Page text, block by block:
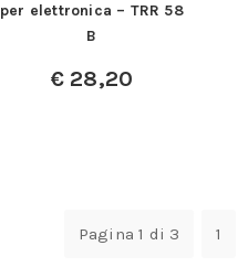
per elettronica – TRR 58
B
€ 28,20
Pagina 1 di 3 1